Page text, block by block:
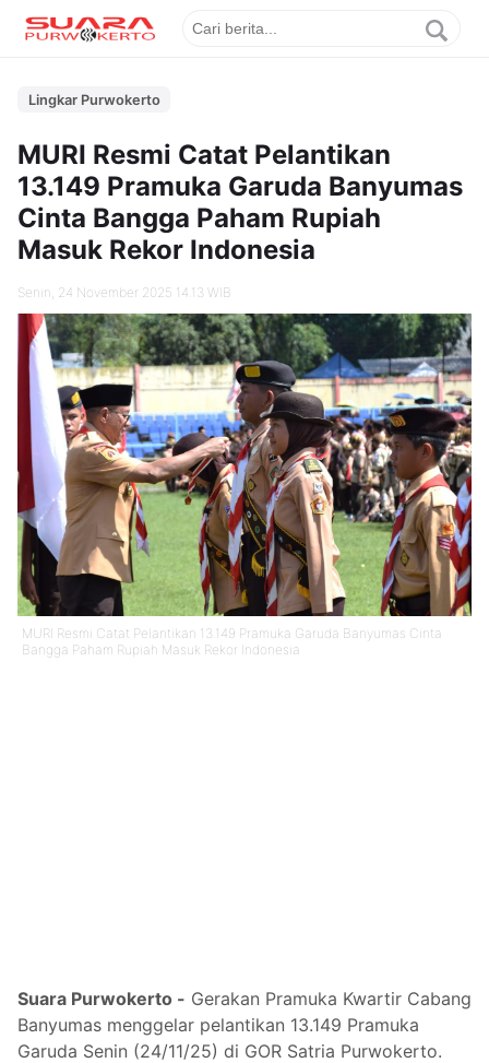
Lingkar Purwokerto
MURI Resmi Catat Pelantikan
13.149 Pramuka Garuda Banyumas
Cinta Bangga Paham Rupiah
Masuk Rekor Indonesia
Senin, 24 November 2025 14.13 WIB
MURI Resmi Catat Pelantikan 13.149 Pramuka Garuda Banyumas Cinta
Bangga Paham Rupiah Masuk Rekor Indonesia
Suara Purwokerto - Gerakan Pramuka Kwartir Cabang
Banyumas menggelar pelantikan 13.149 Pramuka
Garuda Senin (24/11/25) di GOR Satria Purwokerto.